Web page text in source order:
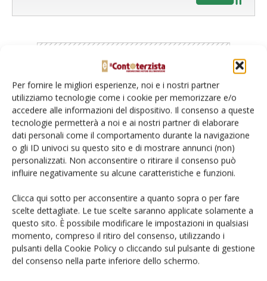
Per fornire le migliori esperienze, noi e i nostri partner
utilizziamo tecnologie come i cookie per memorizzare e/o
accedere alle informazioni del dispositivo. Il consenso a queste
tecnologie permetterà a noi e ai nostri partner di elaborare
dati personali come il comportamento durante la navigazione
o gli ID univoci su questo sito e di mostrare annunci (non)
personalizzati. Non acconsentire o ritirare il consenso può
influire negativamente su alcune caratteristiche e funzioni.
Clicca qui sotto per acconsentire a quanto sopra o per fare
scelte dettagliate. Le tue scelte saranno applicate solamente a
questo sito. È possibile modificare le impostazioni in qualsiasi
momento, compreso il ritiro del consenso, utilizzando i
pulsanti della Cookie Policy o cliccando sul pulsante di gestione
del consenso nella parte inferiore dello schermo.
Catalogo Aziende e Prodotti
Un modo semplice per cercare un'azienda o un
prodotto!
Cerca adesso
L'Esperto risponde
I consigli di Terra e Vita agli agricoltori
Cerca adesso